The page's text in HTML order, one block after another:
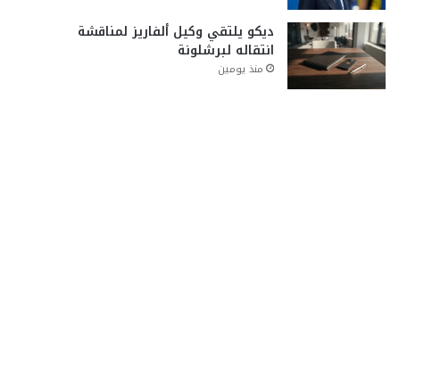
ديكو يلتقي وكيل ألفاريز لمناقشة
انتقاله لبرشلونة
منذ يومين